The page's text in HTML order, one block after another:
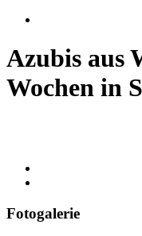
Azubis aus
Wochen in
Fotogalerie